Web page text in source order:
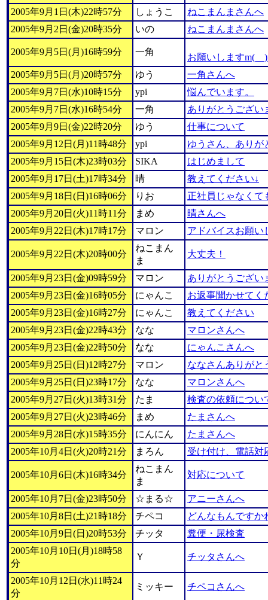
2005年9月1日(木)22時57分 しょうこ
ねこまんまさんへ
2005年9月2日(金)20時35分
いの ねこまんまさんへ
2005年9月5日(月)16時59分 一角
お願いします
2005年9月5日(月)20時57分
ゆう
一角さんへ
2005年9月7日(水)10時15分
ypi
悩んでいます。
2005年9月7日(水)16時54分
一角
ありがとうござい
2005年9月9日(金)22時20分
ゆう
仕事について
2005年9月12日(月)11時48分
ypi
ゆうさん、ありが
2005年9月15日(木)23時03分
SIKA
はじめまして
2005年9月17日(土)17時34分
晴
教えてください↓
2005年9月18日(日)16時06分
りお
正社員じゃなくて
2005年9月20日(火)11時11分
まめ
晴さんへ
2005年9月22日(木)17時17分
マロン アドバイスお願い
2005年9月22日(木)20時00分
ねこまん
ま
大丈夫！
2005年9月23日(金)09時59分 マロン
ありがとうござい
2005年9月23日(金)16時05分
にゃんこ
お返事聞かせてく
2005年9月23日(金)16時27分
にゃんこ
教えてください
2005年9月23日(金)22時43分
なな
マロンさんへ
2005年9月23日(金)22時50分
なな
にゃんこさんへ
2005年9月25日(日)12時27分
マロン
ななさんありがと
2005年9月25日(日)23時17分
なな
マロンさんへ
2005年9月27日(火)13時31分
たま
検査の依頼につい
2005年9月27日(火)23時46分
まめ
たまさんへ
2005年9月28日(水)15時35分
にんにん
たまさんへ
2005年10月4日(火)20時21分
まろん 受け付け、電話
2005年10月6日(木)16時34分
ねこまん
ま
対応について
2005年10月7日(金)23時50分 ☆まる☆
アニーさんへ
2005年10月8日(土)21時18分
チペコ
どんなもんですか
2005年10月9日(日)20時53分
チッタ
糞便・尿検査
2005年10月10日(月)18時58
分
Ｙ チッタさんへ
2005年10月12日(水)11時24
分
ミッキー チペコさんへ